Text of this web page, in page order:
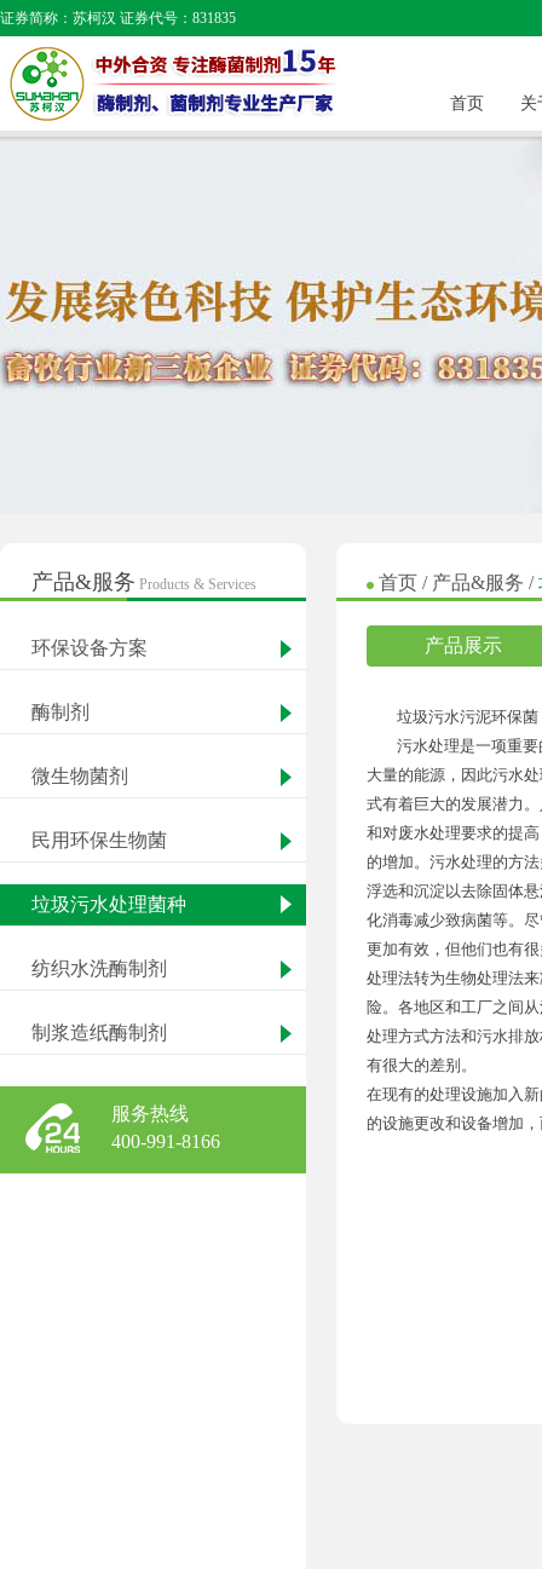
证券简称：苏柯汉 证券代号：831835
首页 关
产品&服务 Products & Services
环保设备方案
酶制剂
微生物菌剂
民用环保生物菌
垃圾污水处理菌种
纺织水洗酶制剂
制浆造纸酶制剂
服务热线
400-991-8166
首页 / 产品&服务 /
产品展示
垃圾污水污泥环保菌
污水处理是一项重
大量的能源，因此污水
式有着巨大的发展潜力
和对废水处理要求的提
的增加。污水处理的方
浮选和沉淀以去除固体
化消毒减少致病菌等。
更加有效，但他们也有
处理法转为生物处理法
险。各地区和工厂之间
处理方式方法和污水排
有很大的差别。
在现有的处理设施加入
的设施更改和设备增加